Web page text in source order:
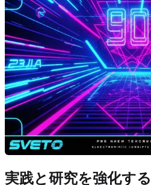
実践と研究を強化す